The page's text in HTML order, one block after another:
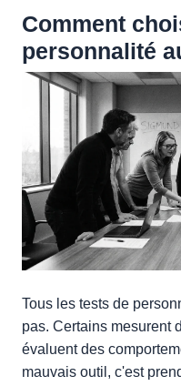
Comment
personnalité
Tous les tests de
pas. Certains mesurent
évaluent des
mauvais outil, c'est